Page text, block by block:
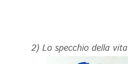
2) Lo specchio della vita